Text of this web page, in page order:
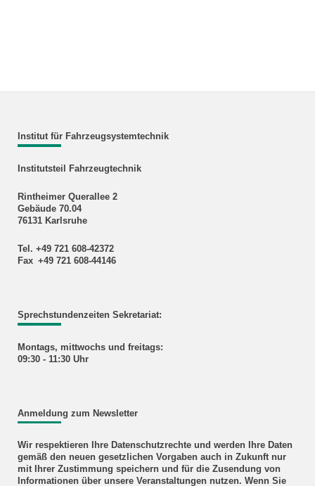
Institut für Fahrzeugsystemtechnik
Institutsteil Fahrzeugtechnik
Rintheimer Querallee 2
Gebäude 70.04
76131 Karlsruhe
Tel. +49 721 608-42372
Fax +49 721 608-44146
Sprechstundenzeiten Sekretariat:
Montags, mittwochs und freitags:
09:30 - 11:30 Uhr
Anmeldung zum Newsletter
Wir respektieren Ihre Datenschutzrechte und werden Ihre Daten
gemäß den neuen gesetzlichen Vorgaben auch in Zukunft nur
mit Ihrer Zustimmung speichern und für die Zusendung von
Informationen über unsere Veranstaltungen nutzen. Wenn Sie